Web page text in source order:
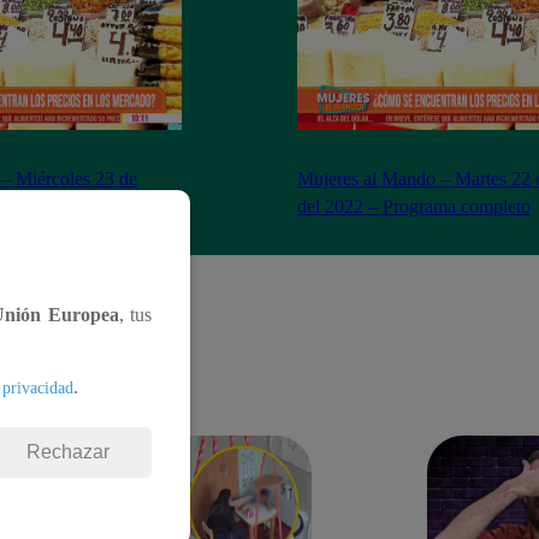
Miércoles 23 de
Mujeres al Mando – Martes 22
del 2022 – Programa completo
Europea, tus
.
Rechazar